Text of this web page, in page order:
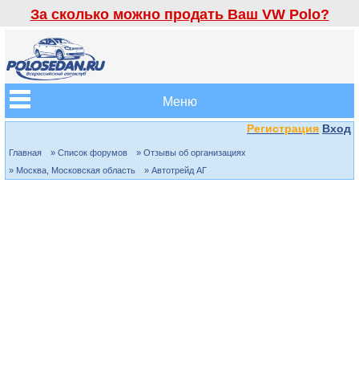
За сколько можно продать Ваш VW Polo?
Меню
Регистрация Вход
Главная » Список форумов
» Отзывы об организациях
» Москва, Московская область
» Автотрейд АГ